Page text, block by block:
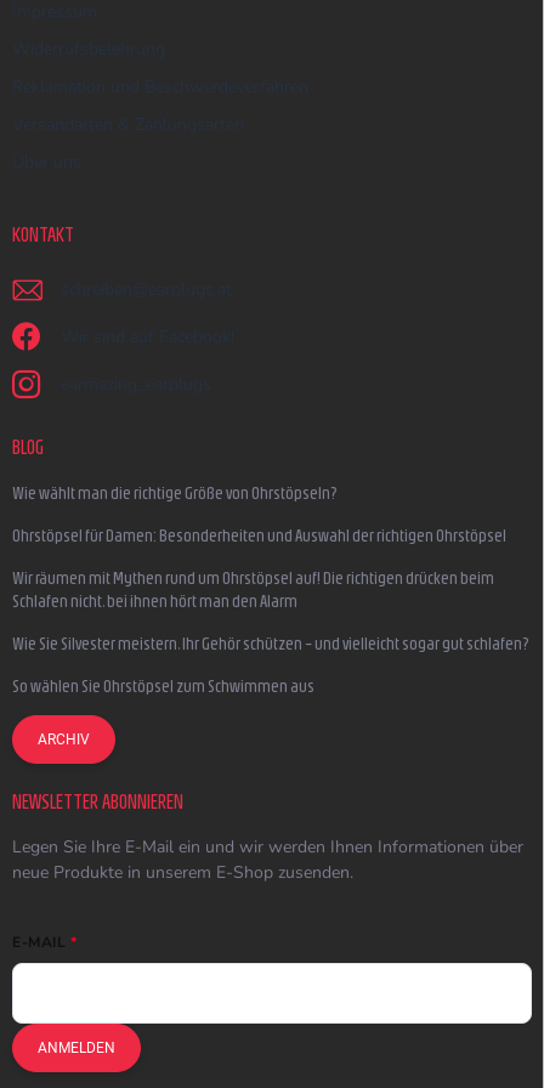
Impressum
Widerrufsbelehrung
Reklamation und Beschwerdeverfahren
Versandarten & Zahlungsarten
Über uns
KONTAKT
schreiben @ earplugs.at
Wir sind auf Facebook!
earmazing_earplugs
BLOG
Wie wählt man die richtige Größe von Ohrstöpseln?
Ohrstöpsel für Damen: Besonderheiten und Auswahl der richtigen Ohrstöpsel
Wir räumen mit Mythen rund um Ohrstöpsel auf! Die richtigen drücken beim
Schlafen nicht, bei ihnen hört man den Alarm
Wie Sie Silvester meistern, Ihr Gehör schützen – und vielleicht sogar gut schlafen?
So wählen Sie Ohrstöpsel zum Schwimmen aus
ARCHIV
NEWSLETTER ABONNIEREN
Legen Sie Ihre E-Mail ein und wir werden Ihnen Informationen über
neue Produkte in unserem E-Shop zusenden.
E-MAIL
ANMELDEN